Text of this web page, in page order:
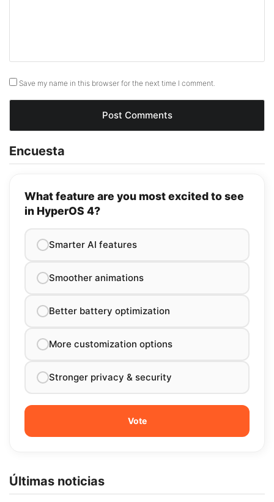
Save my name in this browser for the next time I comment.
Encuesta
What feature are you most excited to see
in HyperOS 4?
Smarter AI features
Smoother animations
Better battery optimization
More customization options
Stronger privacy & security
Últimas noticias